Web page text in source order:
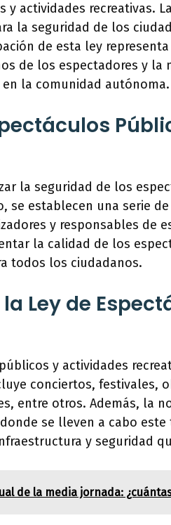
actividades recreativas.
la seguridad de los
de esta ley
de los espectadores y la
la comunidad autónoma.
la seguridad de los
se establecen una serie
y responsables de
la calidad de los
todos los ciudadanos.
Ley de
y actividades
conciertos, festivales,
entre otros. Además, la
se lleven a cabo este
y seguridad
de la media jornada: